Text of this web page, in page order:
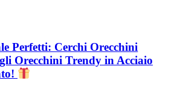
Perfetti: Cerchi Orecchini
Orecchini Trendy in Acciaio